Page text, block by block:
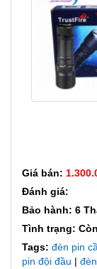
Giá bán:
Đánh giá:
Bảo hành: 6
Tình trạng:
Tags: đèn pin
pin đội đầu |